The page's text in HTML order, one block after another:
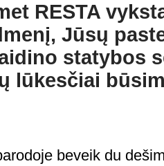
RESTA
Jūsų
statybos
lūkesčiai
beveik du